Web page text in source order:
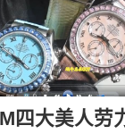
四大美人劳